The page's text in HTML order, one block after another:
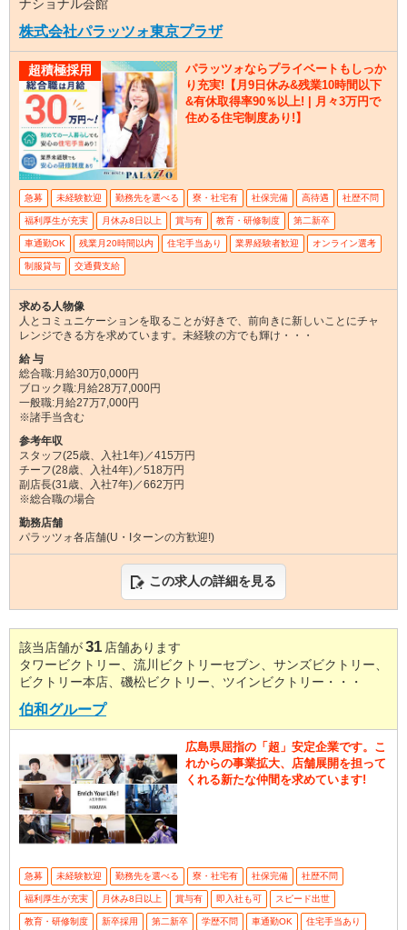
ナショナル会館
株式会社パラッツォ東京プラザ
超積極採用
パラッツォならプライベートもしっか
り充実!【月9日休み&残業10時間以下
&有休取得率90％以上! | 月々3万円で
住める住宅制度あり!】
急募 未経験歓迎 勤務先を選べる 寮・社宅有 社保完備 高待遇 社歴不問
福利厚生が充実 月休み8日以上 賞与有 教育・研修制度 第二新卒
車通勤OK 残業月20時間以内 住宅手当あり 業界経験者歓迎 オンライン選考
制服貸与 交通費支給
求める人物像
人とコミュニケーションを取ることが好きで、前向きに新しいことにチャ
レンジできる方を求めています。未経験の方でも輝け・・・
給 与
総合職:月給30万0,000円
ブロック職:月給28万7,000円
一般職:月給27万7,000円
※諸手当含む
参考年収
スタッフ(25歳、入社1年)／415万円
チーフ(28歳、入社4年)／518万円
副店長(31歳、入社7年)／662万円
※総合職の場合
勤務店舗
パラッツォ各店舗(U・Iターンの方歓迎!)
この求人の詳細を見る
該当店舗が31 店舗あります
タワービクトリー、流川ビクトリーセブン、サンズビクトリー、
ビクトリー本店、磯松ビクトリー、ツインビクトリー・・・
伯和グループ
広島県屈指の「超」安定企業です。こ
れからの事業拡大、店舗展開を担って
くれる新たな仲間を求めています!
急募 未経験歓迎 勤務先を選べる 寮・社宅有 社保完備 社歴不問
福利厚生が充実 月休み8日以上 賞与有 即入社も可 スピード出世
教育・研修制度 新卒採用 第二新卒 学歴不問 車通勤OK 住宅手当あり